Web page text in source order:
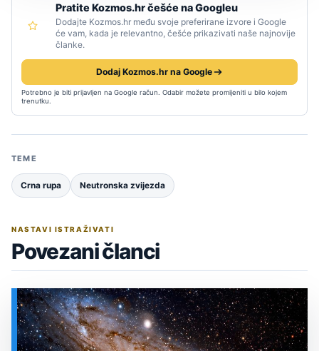
Pratite Kozmos.hr češće na Googleu
Dodajte Kozmos.hr među svoje preferirane izvore i Google
će vam, kada je relevantno, češće prikazivati naše najnovije
članke.
Dodaj Kozmos.hr na Google
Potrebno je biti prijavljen na Google račun. Odabir možete promijeniti u bilo kojem
trenutku.
TEME
Crna rupa Neutronska zvijezda
NASTAVI ISTRAŽIVATI
Povezani članci